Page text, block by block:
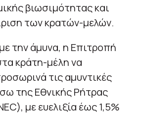
βιωσιμότητας και
των κρατών-μελών.
την άμυνα, η Επιτροπή
κράτη-μέλη να
τις αμυντικές
της Εθνικής Ρήτρας
με ευελιξία έως 1,5%